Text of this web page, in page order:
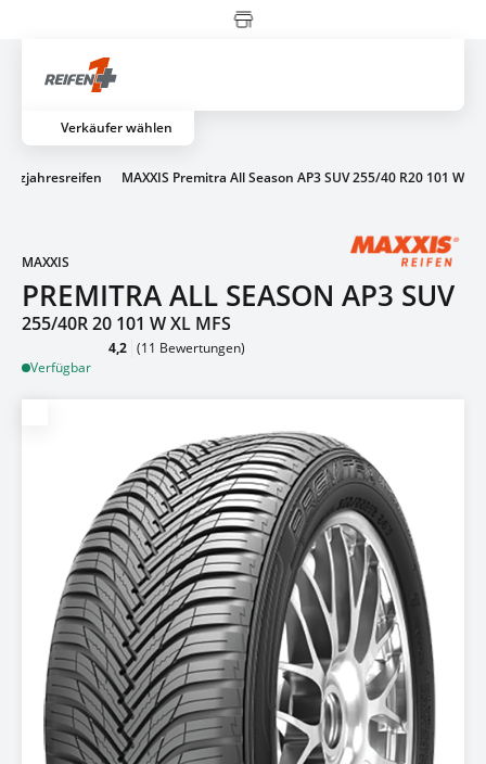
Zahlung erst vor Ort
Verkäufer wählen
MAXXIS Premitra All Season AP3 SUV 255/40 R20 101 W
MAXXIS
PREMITRA ALL SEASON AP3 SUV
255/40R 20 101 W XL MFS
4,2 (11 Bewertungen)
Verfügbar